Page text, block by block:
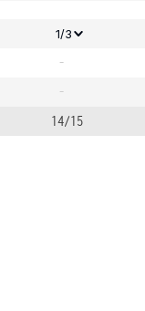
1/3
-
-
14/15